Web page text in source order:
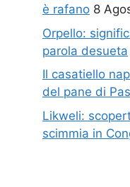
è rafano 8
Orpello:
parola desueta
Il casatiello
del pane di
Likweli:
scimmia in